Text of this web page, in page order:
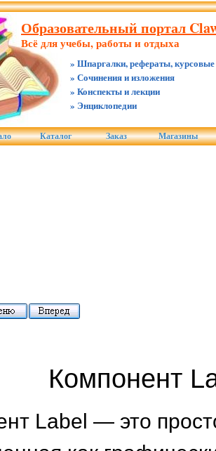
Образовательный портал
Всё для учебы, работы и отдыха
» Шпаргалки, рефераты, курсовые
» Сочинения и изложения
» Конспекты и лекции
» Энциклопедии
Каталог Заказ Магазины
Компонент
Label — это